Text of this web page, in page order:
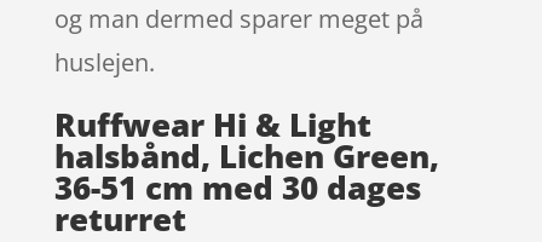
og man dermed sparer meget på
huslejen.
Ruffwear Hi & Light
halsbånd, Lichen Green,
36-51 cm med 30 dages
returret